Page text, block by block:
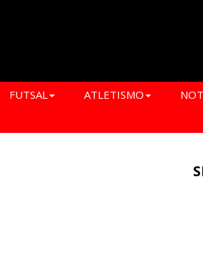
FUTSAL ATLETISMO